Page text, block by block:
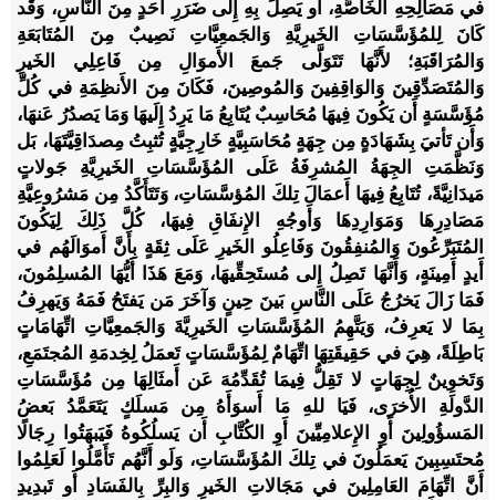
في مَصَالِحِهِ الخَاصَّةِ، أَو يَصِلَ بِهِ إِلى ضَرَرِ أَحَدٍ مِنَ النَّاسِ، وَقَد
كَانَ لِلمُؤَسَّسَاتِ الخَيرِيَّةِ وَالجَمعِيَّاتِ نَصِيبٌ مِنَ المُتَابَعَةِ
وَالمُرَاقَبَةِ؛ لأَنَّهَا تَتَوَلَّى جَمعَ الأَموَالِ مِن فَاعِلِي الخَيرِ
وَالمُتَصَدِّقِينَ وَالوَاقِفِينَ وَالمُوصِينَ، فَكَانَ مِنَ الأَنظِمَةِ في كُلِّ
مُؤَسَّسَةٍ أَن يَكُونَ فِيهَا مُحَاسِبٌ يُتَابِعُ مَا يَرِدُ إِلَيهَا وَمَا يَصدُرُ عَنهَا،
وَأَن تَأتيَ بِشَهَادَةٍ مِن جِهَةٍ مُحَاسَبِيَّةٍ خَارِجِيَّةٍ تُثبِتُ مِصدَاقِيَّتَهَا، بَل
وَنَظَّمَتِ الجِهَةُ المُشرِفَةُ عَلَى المُؤَسَّسَاتِ الخَيرِيَّةِ جَولاتٍ
مَيدَانِيَّةً، تُتَابِعُ فِيهَا أَعمَالَ تِلكَ المُؤسَّسَاتِ، وَتَتَأَكَّدُ مِن مَشرُوعِيَّةِ
مَصَادِرِهَا وَمَوَارِدِهَا وَأَوجُهِ الإِنفَاقِ فِيهَا، كُلَّ ذَلِكَ لِيَكُونَ
المُتَبَرِّعُونَ وَالمُنفِقُونَ وَفَاعِلُو الخَيرِ عَلَى ثِقَةٍ بِأَنَّ أَموَالَهُم في
أَيدٍ أَمِينَةٍ، وَأَنَّهَا تَصِلُ إِلى مُستَحِقِّيهَا، وَمَعَ هَذَا أَيُّهَا المُسلِمُونَ،
فَمَا زَالَ يَخرُجُ عَلَى النَّاسِ بَينَ حِينٍ وَآخَرَ مَن يَفتَحُ فَمَهُ وَيَهرِفُ
بِمَا لا يَعرِفُ، وَيَتَّهِمُ المُؤَسَّسَاتِ الخَيرِيَّةَ وَالجَمعِيَّاتِ اتِّهَامَاتٍ
بَاطِلَةً، هِيَ في حَقِيقَتِهَا اتِّهَامٌ لِمُؤَسَّسَاتٍ تَعمَلُ لِخِدمَةِ المُجتَمَعِ،
وَتَخوِينٌ لِجِهَاتٍ لا تَقِلُّ فِيمَا تُقَدِّمُهَ عَن أَمثَالِهَا مِن مُؤَسَّسَاتِ
الدَّولَةِ الأُخرَى، فَيَا للهِ مَا أَسوَأَهُ مِن مَسلَكٍ يَتَعَمَّدُ بَعضُ
المَسؤُولِينَ أَوِ الإِعلامِيِّينَ أَوِ الكُتَّابِ أَن يَسلُكُوهُ فَيَبهَتُوا رِجَالًا
مُحتَسِبِينَ يَعمَلُونَ في تِلكَ المُؤَسَّسَاتِ، وَلَو أَنَّهُم تَأَمَّلُوا لَعَلِمُوا
أَنَّ اتِّهَامَ العَامِلِينَ في مَجَالاتِ الخَيرِ وَالبِرِّ بِالفَسَادِ أَو تَبدِيدِ